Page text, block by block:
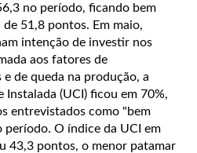
no período, ficando bem
51,8 pontos. Em maio,
intenção de investir nos
aos fatores de
de queda na produção, a
Instalada (UCI) ficou em 70%,
entrevistados como "bem
período. O índice da UCI em
43,3 pontos, o menor patamar